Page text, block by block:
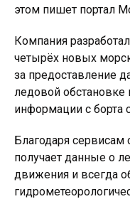
этом пишет портал
Компания
четырёх новых
за предоставление
ледовой обстановке
информации с борта
Благодаря
получает данные о
движения и всегда